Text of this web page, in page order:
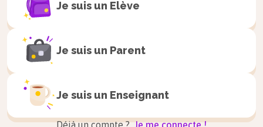
Je suis un Elève
Je suis un Parent
Je suis un Enseignant
Déjà un compte ? Je me connecte !